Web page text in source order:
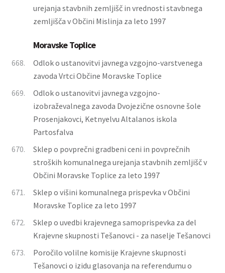
urejanja stavbnih zemljišč in vrednosti stavbnega
zemljišča v Občini Mislinja za leto 1997
Moravske Toplice
668.
Odlok o ustanovitvi javnega vzgojno-varstvenega
zavoda Vrtci Občine Moravske Toplice
669.
Odlok o ustanovitvi javnega vzgojno-
izobraževalnega zavoda Dvojezične osnovne šole
Prosenjakovci, Ketnyelvu Altalanos iskola
Partosfalva
670.
Sklep o povprečni gradbeni ceni in povprečnih
stroških komunalnega urejanja stavbnih zemljišč v
Občini Moravske Toplice za leto 1997
671.
Sklep o višini komunalnega prispevka v Občini
Moravske Toplice za leto 1997
672.
Sklep o uvedbi krajevnega samoprispevka za del
Krajevne skupnosti Tešanovci - za naselje Tešanovci
673.
Poročilo volilne komisije Krajevne skupnosti
Tešanovci o izidu glasovanja na referendumu o